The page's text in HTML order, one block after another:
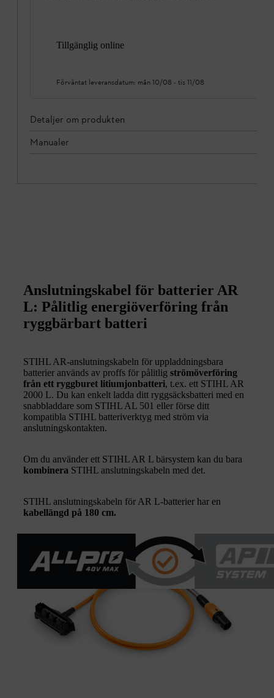
Tillgänglig online
Förväntat leveransdatum: mån 10/08 - tis 11/08
Detaljer om produkten
Manualer
Anslutningskabel för batterier AR
L: Pålitlig energiöverföring från
ryggbärbart batteri
STIHL AR-anslutningskabeln för uppladdningsbara
batterier används av proffs för pålitlig strömöverföring
från ett ryggburet litiumjonbatteri, t.ex. ett STIHL AR
2000 L. Du kan enkelt ladda ditt ryggsäcksbatteri med en
snabbladdare som STIHL AL 501 eller förse ditt
kompatibla STIHL batteriverktyg med ström via
anslutningskontakten.
Om du använder ett STIHL AR L bärsystem kan du bara
kombinera STIHL anslutningskabeln med det.
STIHL anslutningskabeln för AR L-batterier har en
kabellängd på 180 cm.